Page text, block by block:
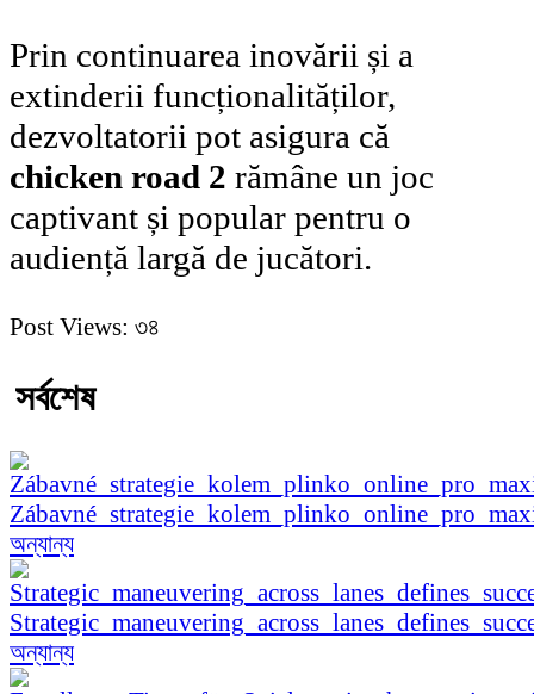
Prin continuarea inovării și a
extinderii funcționalităților,
dezvoltatorii pot asigura că
chicken road 2 rămâne un joc
captivant și popular pentru o
audiență largă de jucători.
Post Views: ৩৪
সর্বশেষ
অন্যান্য
অন্যান্য